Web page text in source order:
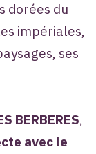
dorées du
impériales,
ses
BERBERES,
avec le